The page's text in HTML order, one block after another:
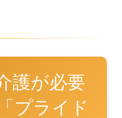
護が必要
プライド